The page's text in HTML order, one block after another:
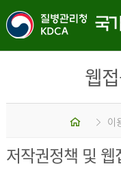
웹
홈 이
저작권정책 및 웹